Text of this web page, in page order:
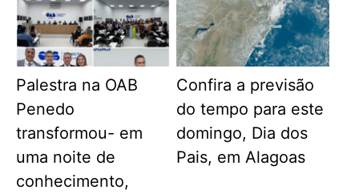
Palestra na OAB
Penedo
transformou- em
uma noite de
conhecimento,
Confira a previsão
do tempo para este
domingo, Dia dos
Pais, em Alagoas